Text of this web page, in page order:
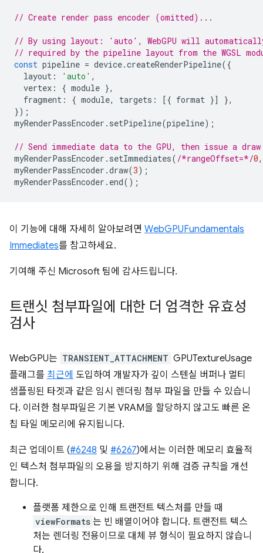
// Create render pass encoder (omitted)...
// By using layout: 'auto', WebGPU will
// required by the pipeline layout from the WGSL
const pipeline = device.createRenderPipeline({
layout : 'auto' ,
vertex : { module },
fragment : { module, targets : [{ format }]
},
});
myRenderPassEncoder . setPipeline(pipeline);
// Send immediate data to the GPU, then issue a
myRenderPassEncoder . setImmediates( /*rangeOffset=*/0,
myRenderPassEncoder .draw(3);
myRenderPassEncoder . end();
이 기능에 대해 자세히 알아보려면 WebGPUFundamentals
Immediates를 참고하세요.
기여해 주신 Microsoft 팀에 감사드립니다.
트랜싯 첨부파일에 대한 더 엄격한 유효성
검사
WebGPU는 TRANSIENT_ATTACHMENT GPUTextureUsage
플래그를 최근에 도입하여 개발자가 깊이 스텐실 버퍼나 멀티
샘플링된 타겟과 같은 임시 렌더링 첨부 파일을 만들 수 있습니
다. 이러한 첨부파일은 기본 VRAM을 할당하지 않고도 빠른 온
칩 타일 메모리에 유지됩니다.
최근 업데이트 (#6248 및 #6267)에서는 이러한 메모리 효율적
인 텍스처 첨부파일의 오용을 방지하기 위해 검증 규칙을 개선
합니다.
플랫폼 제한으로 인해 트랜전트 텍스처를 만들 때
viewFormats 는 빈 배열이어야 합니다. 트랜전트 텍스
처는 렌더링 전용이므로 대체 뷰 형식이 필요하지 않습니
다.